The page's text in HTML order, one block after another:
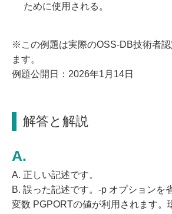
ために使用される。
※この例題は実際のOSS-DB技術者認
ます。
例題公開日：2026年1月14日
解答と解説
A. 正しい記述です。
B. 誤った記述です。-p オプションを
変数 PGPORTの値が利用されます。